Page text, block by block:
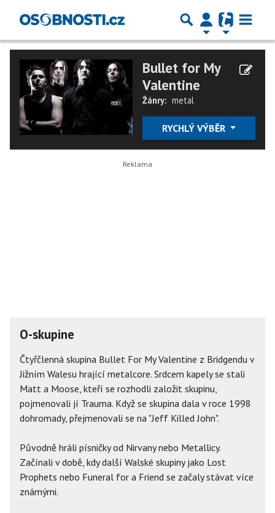
Bullet for My
Valentine
Žánry: metal
RYCHLÝ VÝBĚR
O-skupine
Čtyřčlenná skupina Bullet For My Valentine z Bridgendu v
Jižním Walesu hrající metalcore. Srdcem kapely se stali
Matt a Moose, kteří se rozhodli založit skupinu,
pojmenovali jí Trauma. Když se skupina dala v roce 1998
dohromady, přejmenovali se na "Jeff Killed John".
Původně hráli písničky od Nirvany nebo Metallicy.
Začínali v době, kdy další Walské skupiny jako Lost
Prophets nebo Funeral for a Friend se začaly stávat více
známými.